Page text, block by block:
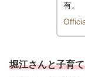
有。
堀江さんと子育